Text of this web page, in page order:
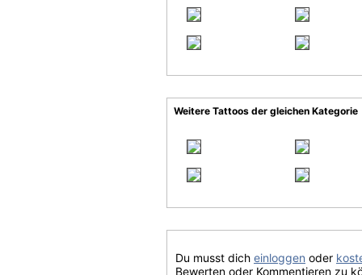
Weitere Tattoos der gleichen Kategorie
Du musst dich einloggen oder
Bewerten oder Kommentieren zu